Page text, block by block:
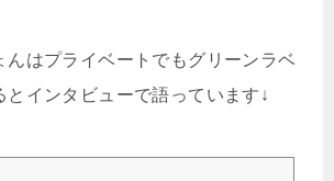
ロケ地は？小さな滝が流れるこの場所はどこかの山？気になるロケ
んはプライベートでもグリーンラベ
とインタビューで語っています↓